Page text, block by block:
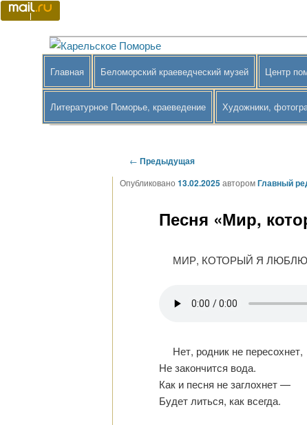
Перейти
к
основному
содержимому
Карельское
Краеведение Беломорского района
меню
Главная Беломорский краеведческий музей Центр
Литературное Поморье, краеведение Художники,
Навигация
по
← Предыдущая
Песня «Мир,
Опубликовано13.02.2025авторомГлавный
МИР, КОТОРЫЙ Я ЛЮБЛЮ
Нет, родник не пересохнет,
Не закончится вода.
Как и песня не заглохнет —
Будет литься, как всегда.